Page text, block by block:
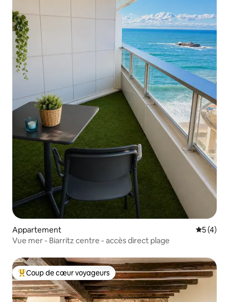
Appartement
5 (4)
Vue mer - Biarritz centre - accès direct plage
Coups de cœur voyageurs les plus appréciés
Coup de cœur voyageurs